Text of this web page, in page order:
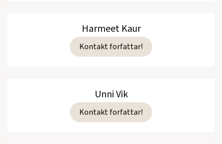
Harmeet Kaur
Kontakt forfattar!
Unni Vik
Kontakt forfattar!